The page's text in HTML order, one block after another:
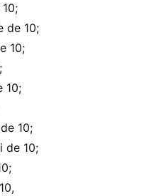
de 10;
10;
10;
10;
de 10;